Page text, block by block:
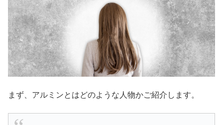
まず、アルミンとはどのような人物かご紹介します。